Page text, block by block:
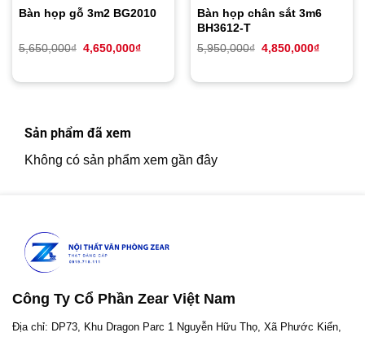
Bàn họp gỗ 3m2 BG2010
5,650,000₫ Giá
5,650,000₫.
4,650,000₫Giá
là:
Bàn họp chân sắt 3m6
BH3612-T
5,950,000₫ Giá
5,950,000₫.
4,850,000₫Giá
là:
Sản phẩm đã xem
Không có sản phẩm xem gần đây
Công Ty Cổ Phần Zear Việt Nam
Địa chỉ: DP73, Khu Dragon Parc 1 Nguyễn Hữu Thọ, Xã Phước Kiển,